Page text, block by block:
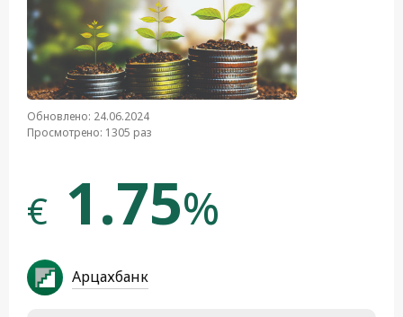
Обновлено: 24.06.2024
Просмотрено: 1305 раз
€ 1.75%
Арцахбанк